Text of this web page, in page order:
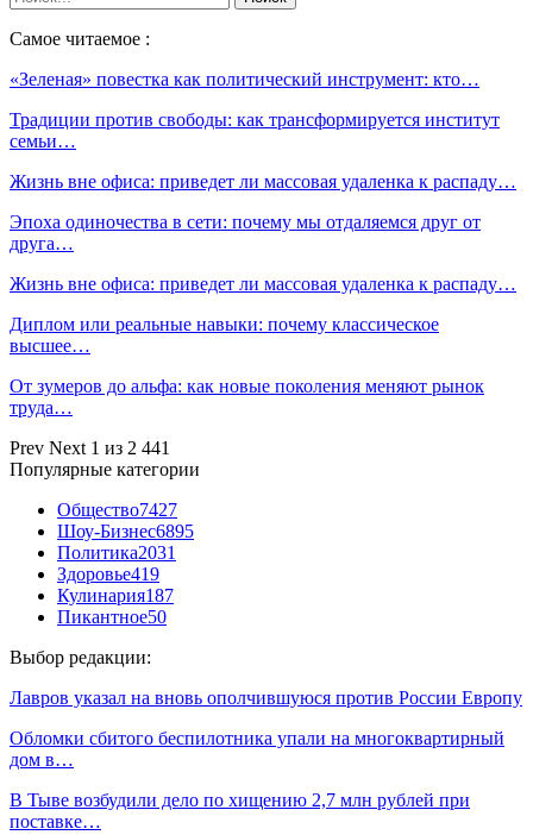
Самое читаемое :
«Зеленая» повестка как политический инструмент: кто…
Традиции против свободы: как трансформируется институт
семьи…
Жизнь вне офиса: приведет ли массовая удаленка к распаду…
Эпоха одиночества в сети: почему мы отдаляемся друг от
друга…
Жизнь вне офиса: приведет ли массовая удаленка к распаду…
Диплом или реальные навыки: почему классическое
высшее…
От зумеров до альфа: как новые поколения меняют рынок
труда…
Prev Next 1 из 2 441
Популярные категории
Общество7427
Шоу-Бизнес6895
Политика2031
Здоровье419
Кулинария187
Пикантное50
Выбор редакции:
Лавров указал на вновь ополчившуюся против России Европу
Обломки сбитого беспилотника упали на многоквартирный
дом в…
В Тыве возбудили дело по хищению 2,7 млн рублей при
поставке…